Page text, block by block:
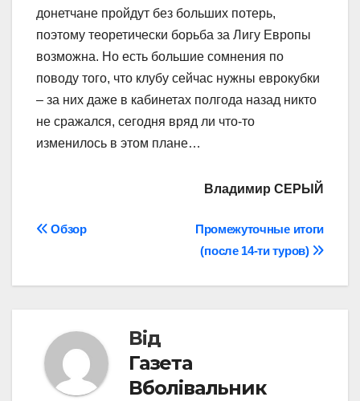
донетчане пройдут без больших потерь,
поэтому теоретически борьба за Лигу Европы
возможна. Но есть большие сомнения по
поводу того, что клубу сейчас нужны еврокубки
– за них даже в кабинетах полгода назад никто
не сражался, сегодня вряд ли что-то
изменилось в этом плане…
Владимир СЕРЫЙ
Навігація
Промежуточные итоги
(после 14-ти туров)
Обзор
Від
Газета
Вболівальник